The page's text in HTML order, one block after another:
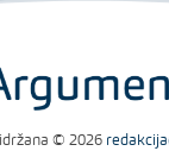
© 2026